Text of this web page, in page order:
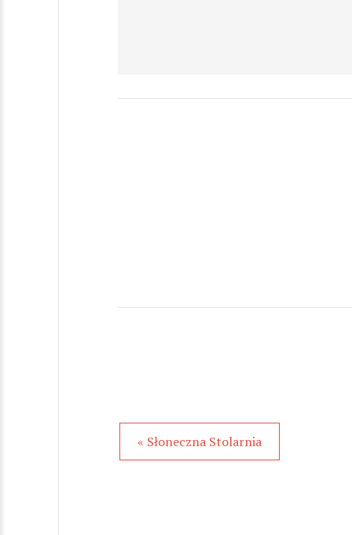
« Słoneczna Stolarnia